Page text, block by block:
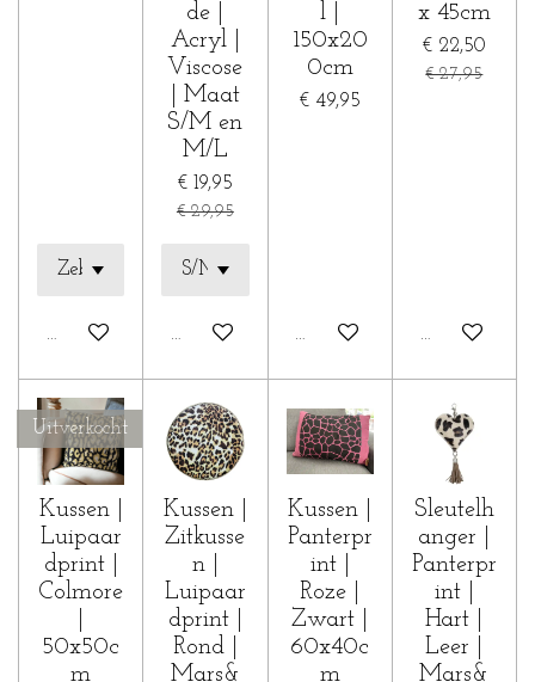
In winkelwagen
de |
Acryl |
Viscose
| Maat
S/M en
M/L
€ 19,95
€ 29,95
In winkelwagen
l |
150x20
0cm
€ 49,95
In winkelwagen
x 45cm
€ 22,50
€ 27,95
In
Uitverkocht
Kussen |
Luipaar
dprint |
Colmore
50x50c
m
Kussen |
Zitkusse
n |
Luipaar
dprint |
Rond |
Mars&
Kussen |
Panterpr
int |
Roze |
Zwart |
60x40c
m
Sleutelh
anger |
Panterpr
int |
Hart |
Leer |
Mars&